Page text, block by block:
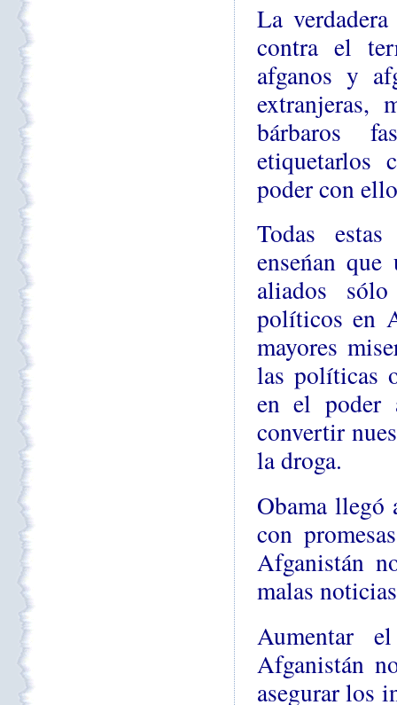
La
contra el
afganos y
extranjeras,
bárbaros
etiquetarlos
poder con
Todas
enseńan
aliados
políticos en
mayores
las políticas
en el poder
convertir
la droga.
Obama llegó
con
Afganistán
malas
Aumentar
Afganistán
asegurar los